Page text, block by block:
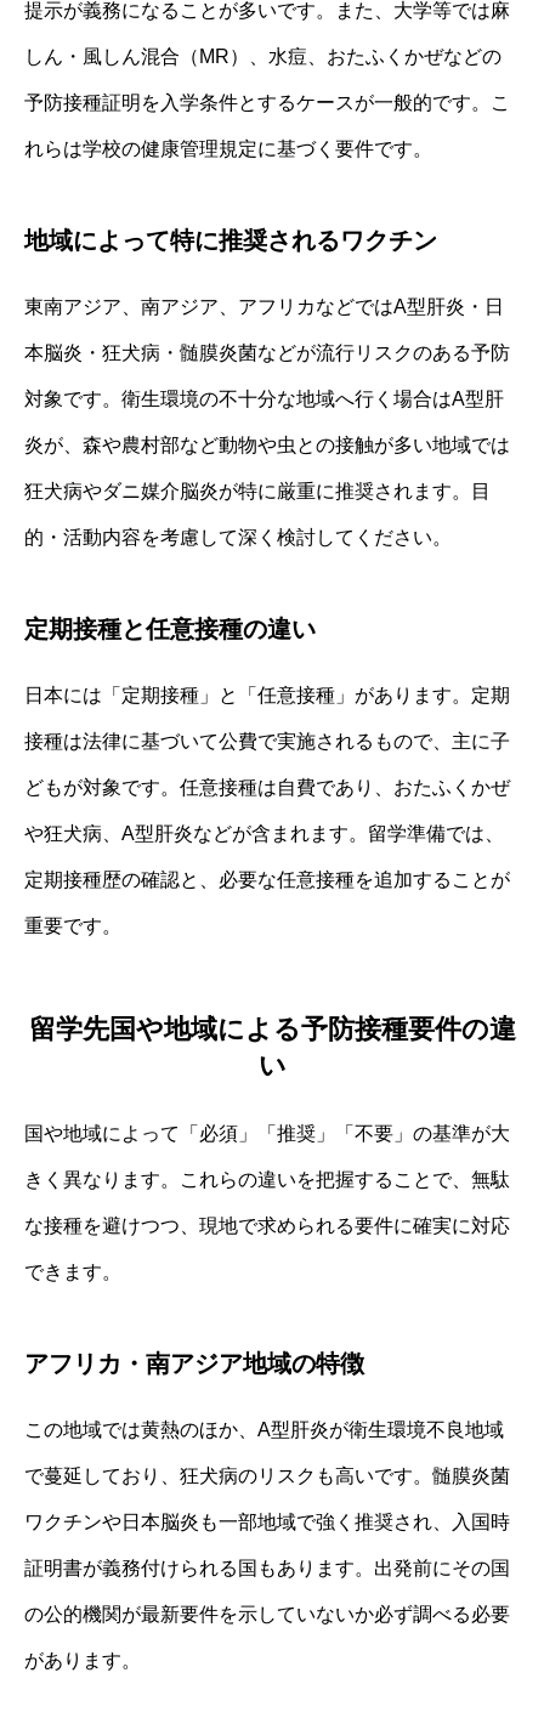
提示が義務になることが多いです。また、大学等では麻
しん・風しん混合（MR）、水痘、おたふくかぜなどの
予防接種証明を入学条件とするケースが一般的です。こ
れらは学校の健康管理規定に基づく要件です。
地域によって特に推奨されるワクチン
東南アジア、南アジア、アフリカなどではA型肝炎・日
本脳炎・狂犬病・髄膜炎菌などが流行リスクのある予防
対象です。衛生環境の不十分な地域へ行く場合はA型肝
炎が、森や農村部など動物や虫との接触が多い地域では
狂犬病やダニ媒介脳炎が特に厳重に推奨されます。目
的・活動内容を考慮して深く検討してください。
定期接種と任意接種の違い
日本には「定期接種」と「任意接種」があります。定期
接種は法律に基づいて公費で実施されるもので、主に子
どもが対象です。任意接種は自費であり、おたふくかぜ
や狂犬病、A型肝炎などが含まれます。留学準備では、
定期接種歴の確認と、必要な任意接種を追加することが
重要です。
留学先国や地域による予防接種要件の違
い
国や地域によって「必須」「推奨」「不要」の基準が大
きく異なります。これらの違いを把握することで、無駄
な接種を避けつつ、現地で求められる要件に確実に対応
できます。
アフリカ・南アジア地域の特徴
この地域では黄熱のほか、A型肝炎が衛生環境不良地域
で蔓延しており、狂犬病のリスクも高いです。髄膜炎菌
ワクチンや日本脳炎も一部地域で強く推奨され、入国時
証明書が義務付けられる国もあります。出発前にその国
の公的機関が最新要件を示していないか必ず調べる必要
があります。